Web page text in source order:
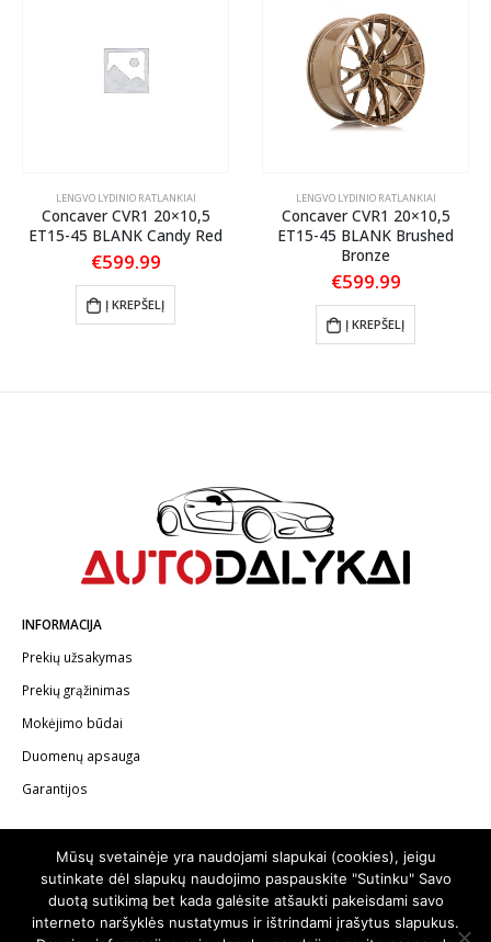
LENGVO LYDINIO RATLANKIAI
Concaver CVR1 20×10,5
ET15-45 BLANK Candy Red
€599.99
Į KREPŠELĮ
LENGVO LYDINIO RATLANKIAI
Concaver CVR1 20×10,5
ET15-45 BLANK Brushed
Bronze
€599.99
Į KREPŠELĮ
INFORMACIJA
Prekių užsakymas
Prekių grąžinimas
Mokėjimo būdai
Duomenų apsauga
Garantijos
Telefonas:+370 602 62622
El.paštas: info@autodalykai.lt
Mūsų svetainėje yra naudojami slapukai (cookies), jeigu
sutinkate dėl slapukų naudojimo paspauskite "Sutinku" Savo
duotą sutikimą bet kada galėsite atšaukti pakeisdami savo
interneto naršyklės nustatymus ir ištrindami įrašytus slapukus.